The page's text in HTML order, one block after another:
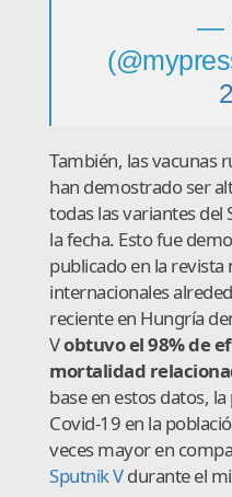
—
También, las vacunas
han demostrado ser
todas las variantes del
la fecha. Esto fue
publicado en la revista
internacionales
reciente en Hungría
Vobtuvo el 98% de
mortalidad
base en estos datos,
Covid-19 en la
veces mayor en
Sputnik Vdurante el